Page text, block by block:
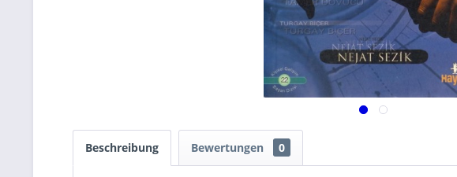
Beschreibung Bewertungen 0